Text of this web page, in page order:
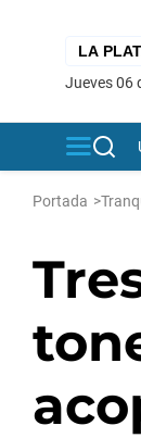
jueves 06
Portada >